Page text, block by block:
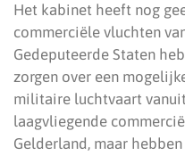
Het kabinet heeft nog
commerciële vluchten
Gedeputeerde Staten
zorgen over een
militaire luchtvaart
laagvliegende
Gelderland, maar